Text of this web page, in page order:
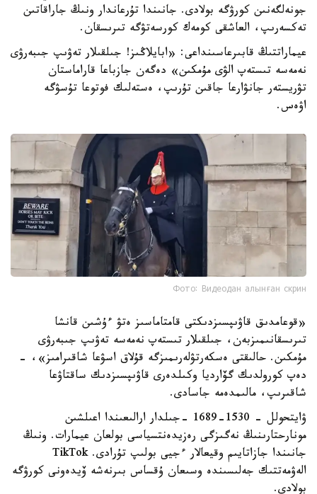
جونەلگەنىن كورۋگە بولادى. جانىندا تۇرعاندار ونىڭ جاراقاتىن
تەكسەرىپ، العاشقى كومەك كورسەتۋگە تىرىسقان.
عيماراتتىڭ قابىرعاسىنداعى: «ابايلاڭىز! جىلقىلار تەۋىپ جىبەرۋى
نەمەسە تىستەپ الۋى مۇمكىن» دەگەن جازباعا قاراماستان
تۋريستەر جانۋارعا جاقىن تۇرىپ، ەستەلىك فوتوعا تۇسۋگە
اۋەس.
Фото: Видеодан алынған скрин
«قوعامدىق قاۋىپسىزدىكتى قامتاماسىز ەتۋ ءۇشىن قانشا
تىرىسقانىمىزبەن، جىلقىلار تىستەپ نەمەسە تەۋىپ جىبەرۋى
مۇمكىن. حالىقتى ەسكەرتۋلەرىمىزگە قۇلاق اسۋعا شاقىرامىز»، -
دەپ كورولدىك گۆارديا وكىلدەرى قاۋىپسىزدىك ساقتاۋعا
شاقىرىپ، مالىمدەمە جاسادى.
ۋايتحولل - 1530-1689 -جىلدار ارالىعىندا اعىلشىن
مونارحتارىنىڭ نەگىزگى رەزيدەنتسياسى بولعان عيمارات. ونىڭ
جانىندا جازاتايىم وقيعالار ءجيى بولىپ تۇرادى. TikTok
الەۋمەتتىك جەلىسىندە وسىعان ۇقساس بىرنەشە ۆيدەونى كورۋگە
بولادى.